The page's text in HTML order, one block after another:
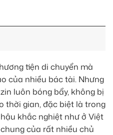
tiện di chuyển mà
của nhiều bác tài. Nhưng
luôn bóng bẩy, không bị
thời gian, đặc biệt là trong
khắc nghiệt như ở Việt
của rất nhiều chủ